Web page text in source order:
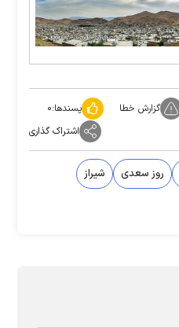
گزارش خطا پسندها:۰
اشتراک گذاری
روز سعدی
شیراز